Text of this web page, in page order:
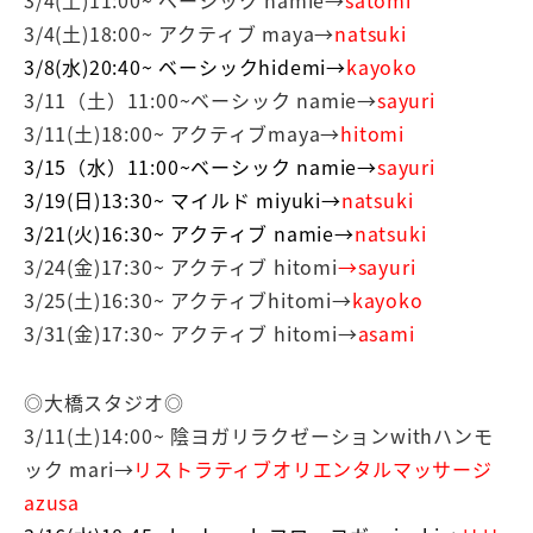
3/4(土)18:00~ アクティブ maya→natsuki
3/8(水)20:40~ ベーシックhidemi→kayoko
3/11（土）11:00~ベーシック namie→sayuri
3/11(土)18:00~ アクティブmaya→hitomi
3/15（水）11:00~ベーシック namie→sayuri
3/19(日)13:30~ マイルド miyuki→natsuki
3/21(火)16:30~ アクティブ namie→natsuki
3/24(金)17:30~ アクティブ hitomi→sayuri
3/25(土)16:30~ アクティブhitomi→kayoko
3/31(金)17:30~ アクティブ hitomi→asami
◎大橋スタジオ◎
3/11(土)14:00~ 陰ヨガリラクゼーションwithハンモ
ック mari→リストラティブオリエンタルマッサージ
azusa